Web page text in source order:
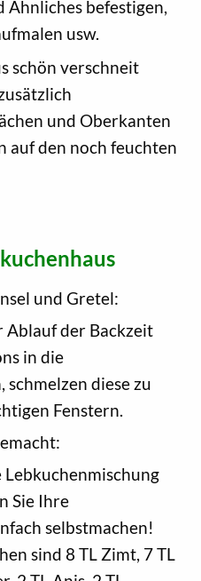
Ähnliches befestigen,
usw.
schön verschneit
und Oberkanten
auf den noch feuchten
und Gretel:
Ablauf der Backzeit
in die
diese zu
Fenstern.
Sie Ihre
selbstmachen!
sind 8 TL Zimt, 7 TL